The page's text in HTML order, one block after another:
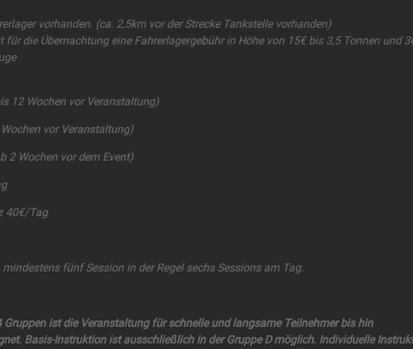
vorhanden. (ca. 2,5km vor der Strecke Tankstelle vorhanden)
die Übernachtung eine Fahrerlagergebühr in Höhe von 15€ bis 3,5 Tonnen und
12 Wochen vor Veranstaltung)
vor Veranstaltung)
2 Wochen vor dem Event)
40€/Tag
fünf Session in der Regel sechs Sessions am Tag.
Gruppen ist die Veranstaltung für schnelle und langsame Teilnehmer bis hin
Basis-Instruktion ist ausschließlich in der Gruppe D möglich. Individuelle